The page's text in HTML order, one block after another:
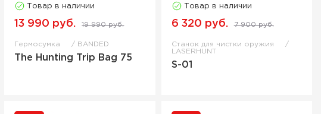
Товар в наличии
13 990 руб. 19 990 руб.
Гермосумка BANDED
The Hunting Trip Bag 75
Товар в наличии
6 320 руб. 7 900 руб.
Станок для чистки оружия
LASERHUNT
S-01